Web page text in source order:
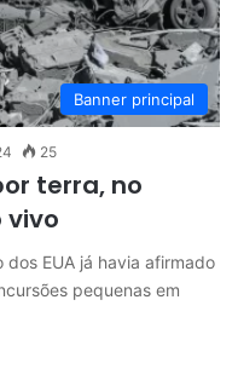
Banner principal
25
terra, no
vivo
EUA já havia afirmado
pequenas em